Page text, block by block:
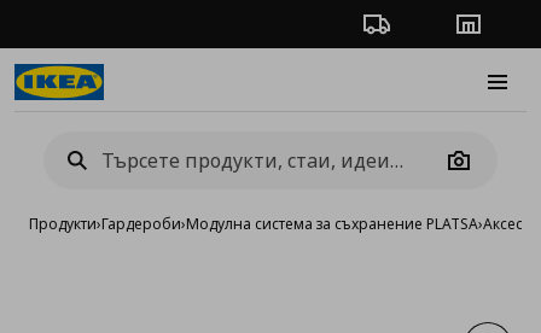
Проследяване на
Camera
Продукти›Гардероби›Модулна система за съхранение PLATSA›